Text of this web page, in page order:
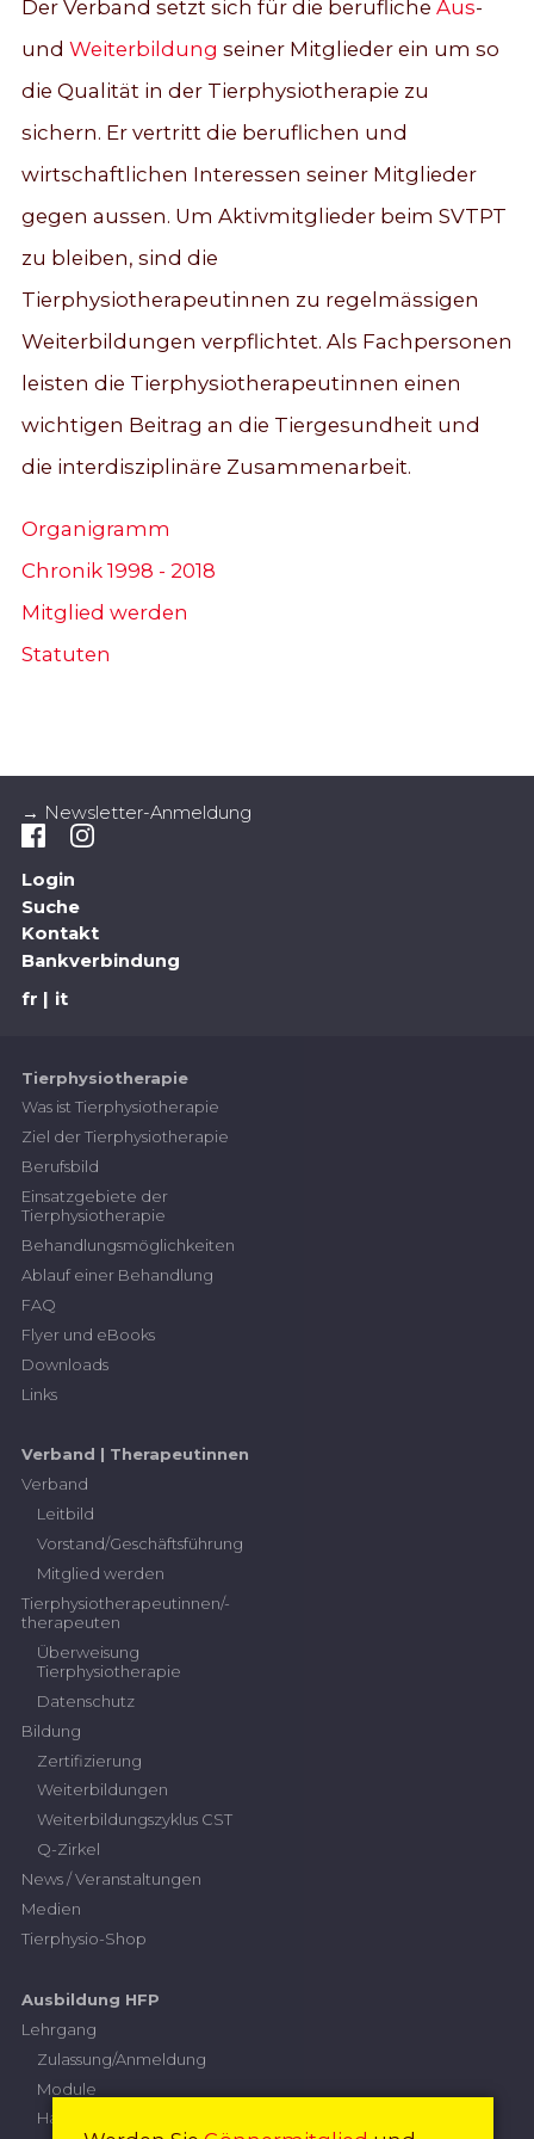
Der Verband setzt sich für die berufliche Aus-
und Weiterbildung seiner Mitglieder ein um so
die Qualität in der Tierphysiotherapie zu
sichern. Er vertritt die beruflichen und
wirtschaftlichen Interessen seiner Mitglieder
gegen aussen. Um Aktivmitglieder beim SVTPT
zu bleiben, sind die
Tierphysiotherapeutinnen zu regelmässigen
Weiterbildungen verpflichtet. Als Fachpersonen
leisten die Tierphysiotherapeutinnen einen
wichtigen Beitrag an die Tiergesundheit und
die interdisziplinäre Zusammenarbeit.
Organigramm
Chronik 1998 - 2018
Mitglied werden
Statuten
→ Newsletter-Anmeldung
Login
Suche
Kontakt
Bankverbindung
fr
it
Tierphysiotherapie
Was ist Tierphysiotherapie
Ziel der Tierphysiotherapie
Berufsbild
Einsatzgebiete der
Tierphysiotherapie
Behandlungsmöglichkeiten
Ablauf einer Behandlung
FAQ
Flyer und eBooks
Downloads
Links
Verband | Therapeutinnen
Verband
Leitbild
Vorstand/Geschäftsführung
Mitglied werden
Tierphysiotherapeutinnen/-
therapeuten
Überweisung
Tierphysiotherapie
Datenschutz
Bildung
Zertifizierung
Weiterbildungen
Weiterbildungszyklus CST
Q-Zirkel
News / Veranstaltungen
Medien
Tierphysio-Shop
Ausbildung HFP
Lehrgang
Zulassung/Anmeldung
Module
Handlungskompetenzen